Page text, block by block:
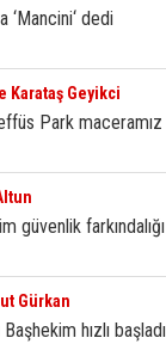
‘Mancini‘ dedi
Karataş Geyikci
Park maceramız
güvenlik farkındalığı
Gürkan
hızlı başladı